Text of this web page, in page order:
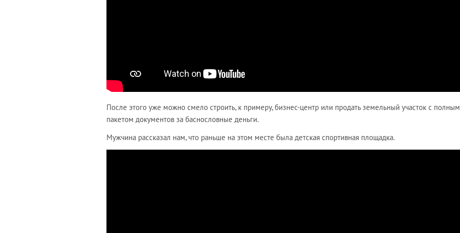
После этого уже можно смело строить, к примеру, бизнес-центр или продать земельный участок с полным
пакетом документов за баснословные деньги.
Мужчина рассказал нам, что раньше на этом месте была детская спортивная площадка.